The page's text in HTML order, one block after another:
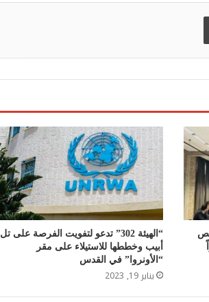
“الهيئة 302” تدعو لتفويت الفرصة على تل
أبيب وخططها للاستيلاء على مقر
“الأونروا” في القدس
يناير 19, 2023